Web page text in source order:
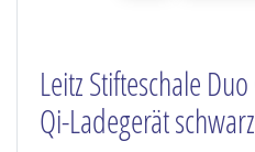
Leitz Stifteschale
Qi-Ladegerät